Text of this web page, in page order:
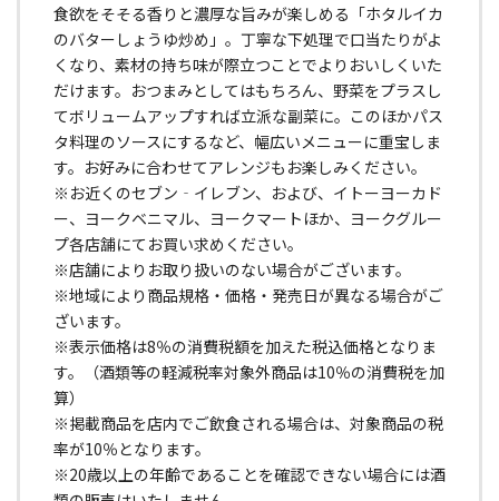
食欲をそそる香りと濃厚な旨みが楽しめる「ホタルイカ
のバターしょうゆ炒め」。丁寧な下処理で口当たりがよ
くなり、素材の持ち味が際立つことでよりおいしくいた
だけます。おつまみとしてはもちろん、野菜をプラスし
てボリュームアップすれば立派な副菜に。このほかパス
タ料理のソースにするなど、幅広いメニューに重宝しま
す。お好みに合わせてアレンジもお楽しみください。
※お近くのセブン‐イレブン、および、イトーヨーカド
ー、ヨークベニマル、ヨークマートほか、ヨークグルー
プ各店舗にてお買い求めください。
※店舗によりお取り扱いのない場合がございます。
※地域により商品規格・価格・発売日が異なる場合がご
ざいます。
※表示価格は8％の消費税額を加えた税込価格となりま
す。（酒類等の軽減税率対象外商品は10％の消費税を加
算）
※掲載商品を店内でご飲食される場合は、対象商品の税
率が10％となります。
※20歳以上の年齢であることを確認できない場合には酒